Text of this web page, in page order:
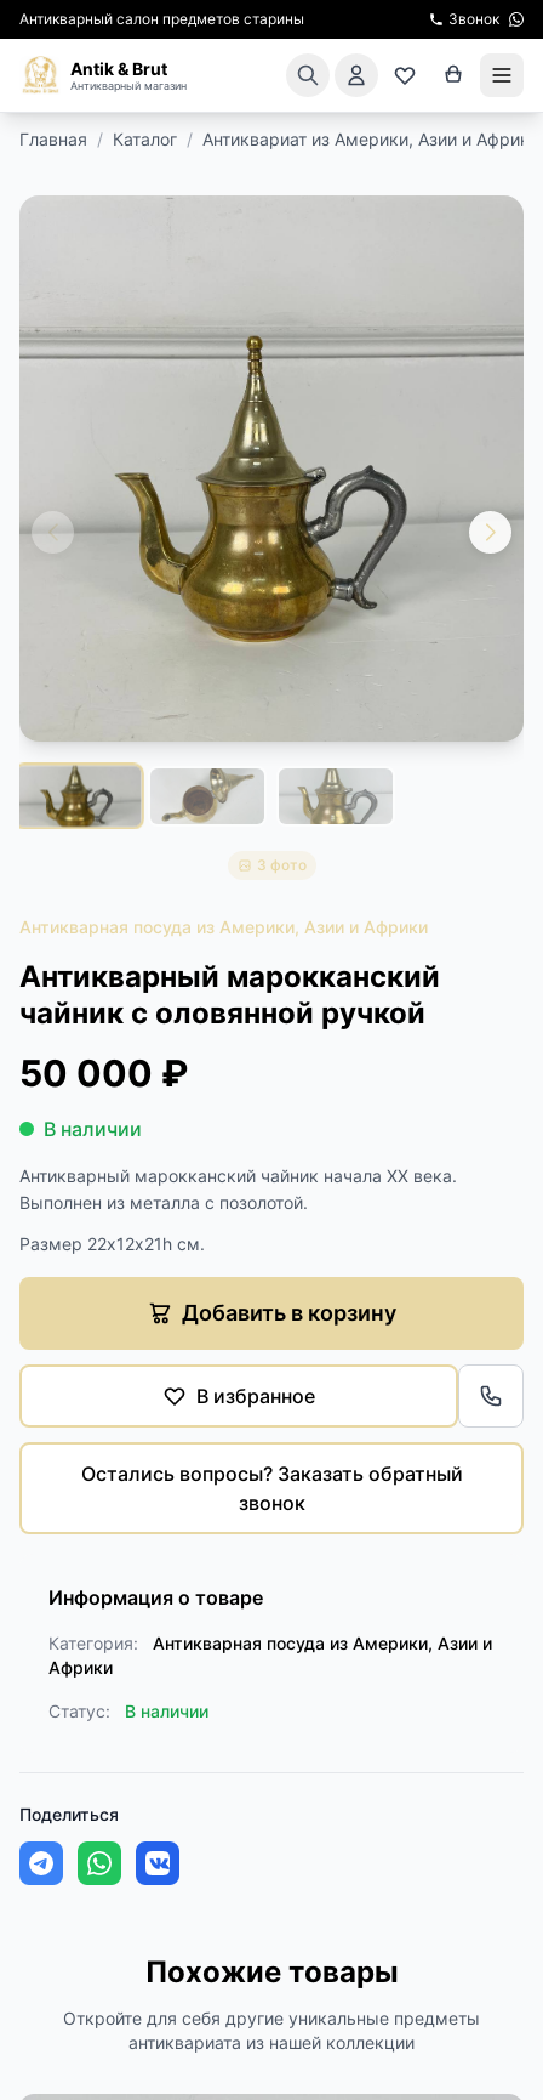
Антикварный салон предметов старины Звонок
Antik & Brut
Антикварный магазин
КИНОСЪЕМКА
КУРСЫ ПО РЕСТАВРАЦИИ
КОНТАКТЫ
ДОСТАВКА И ОПЛАТА
Главная / Каталог / Антиквариат из Америки, Азии и Африки
3 фото
Антикварная посуда из Америки, Азии и Африки
Антикварный марокканский
чайник с оловянной ручкой
50 000 ₽
В наличии
Антикварный марокканский чайник начала XX века.
Выполнен из металла с позолотой.
Размер 22х12х21h см.
Добавить в корзину
В избранное
Остались вопросы? Заказать обратный
звонок
Информация о товаре
Категория:
Антикварная посуда из Америки, Азии и
Африки
Статус: В наличии
Поделиться
Похожие товары
Откройте для себя другие уникальные предметы
антиквариата из нашей коллекции